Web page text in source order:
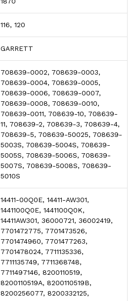
116, 120
GARRETT
708639-0002, 708639-0003,
708639-0004, 708639-0005,
708639-0006, 708639-0007,
708639-0008, 708639-0010,
708639-0011, 708639-10, 708639-
11, 708639-2, 708639-3, 708639-4,
708639-5, 708639-50025, 708639-
5003S, 708639-5004S, 708639-
5005S, 708639-5006S, 708639-
5007S, 708639-5008S, 708639-
5010S
14411-00Q0E, 14411-AW301,
1441100Q0E, 1441100Q0K,
14411AW301, 36000721, 36002419,
7701472775, 7701473526,
7701474960, 7701477263,
7701478024, 7711135336,
7711135749, 7711368748,
7711497146, 8200110519,
8200110519A, 8200110519B,
8200256077, 8200332125,